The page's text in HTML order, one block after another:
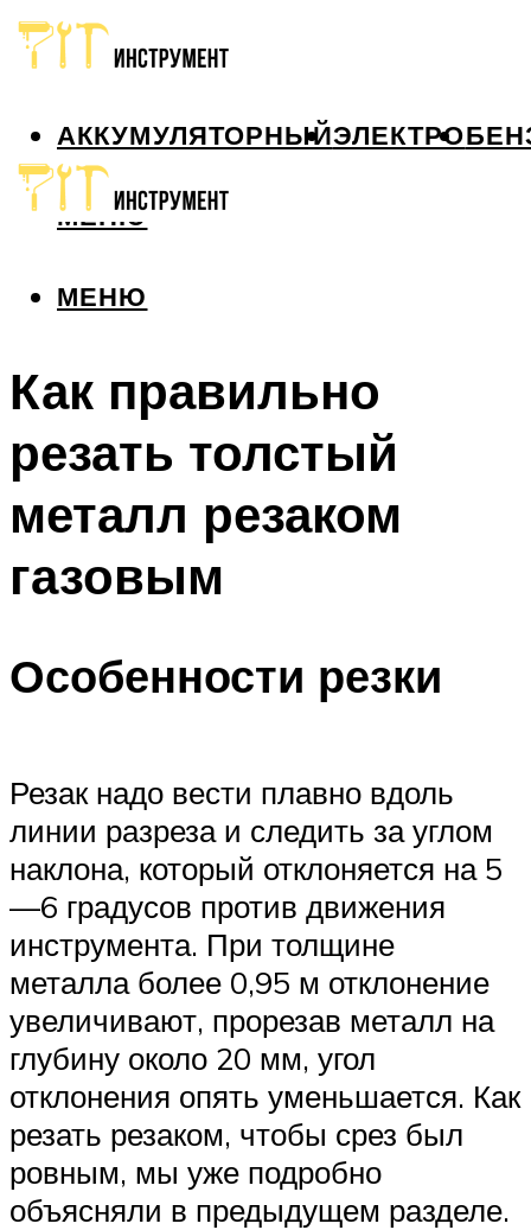
АККУМУЛЯТОРНЫЙЭЛЕКТРО
МЕНЮ
МЕНЮ
Как правильно
резать толстый
металл резаком
газовым
Особенности резки
Резак надо вести плавно вдоль
линии разреза и следить за углом
наклона, который отклоняется на 5
—6 градусов против движения
инструмента. При толщине
металла более 0,95 м отклонение
увеличивают, прорезав металл на
глубину около 20 мм, угол
отклонения опять уменьшается. Как
резать резаком, чтобы срез был
ровным, мы уже подробно
объясняли в предыдущем разделе.